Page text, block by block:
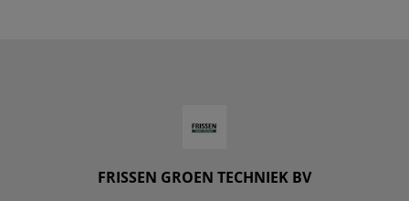
FRISSEN GROEN TECHNIEK BV